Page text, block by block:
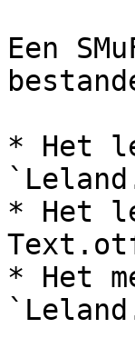
Een
* Het
* Het
* Het